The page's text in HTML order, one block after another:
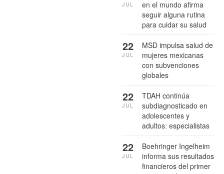
en el mundo afirma
seguir alguna rutina
para cuidar su salud
JUL
MSD impulsa salud de
mujeres mexicanas
con subvenciones
globales
22
JUL
TDAH continúa
subdiagnosticado en
adolescentes y
adultos: especialistas
22
JUL
Boehringer Ingelheim
informa sus resultados
financieros del primer
22
JUL